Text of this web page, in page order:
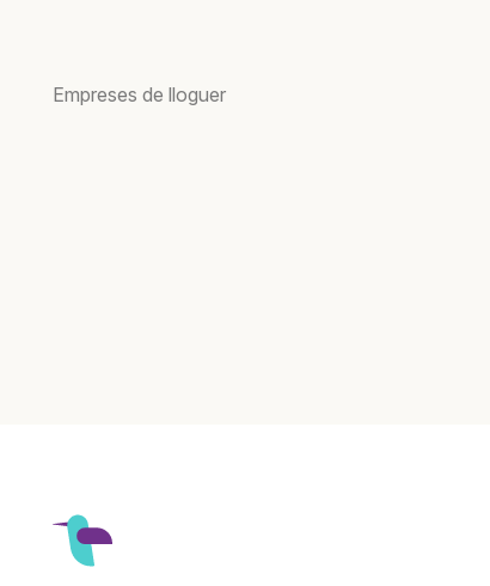
Empreses de lloguer